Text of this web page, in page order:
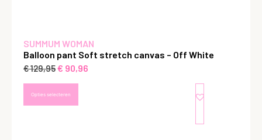
SUMMUM WOMAN
Balloon pant Soft stretch canvas – Off White
€129,95€ 90,96
Opties selecteren